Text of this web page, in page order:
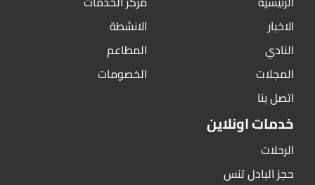
الاخبار
النادي
المجلات
اتصل بنا
الانشطة
المطاعم
الخصومات
خدمات اونلاين
الرحلات
حجز البادل تنس